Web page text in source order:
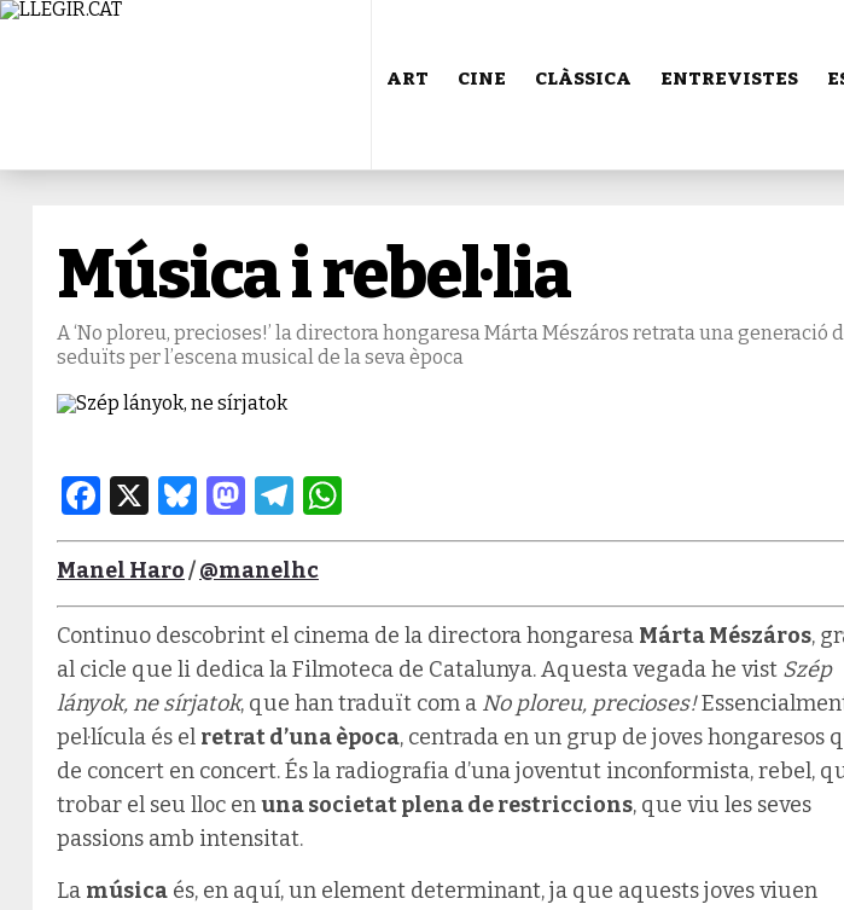
ART CINE CLÀSSICA ENTREVISTES
Música i rebel·lia
A ‘No ploreu, precioses!’ la directora hongaresa Márta Mészáros retrata una generació
seduïts per l’escena musical de la seva època
Facebook
X Bluesky
Mastodon
Telegram
Manel Haro/@manelhc
Continuo descobrint el cinema de la directora hongaresa Márta Mészáros,
al cicle que li dedica la Filmoteca de Catalunya. Aquesta vegada he vist Szép
lányok, ne sírjatok, que han traduït com a No ploreu, precioses!
pel·lícula és el retrat d’una època, centrada en un grup de joves hongaresos
de concert en concert. És la radiografia d’una joventut inconformista, rebel,
trobar el seu lloc enuna societat plena de restriccions, que viu les seves
passions amb intensitat.
La música és, en aquí, un element determinant, ja que aquests joves viuen